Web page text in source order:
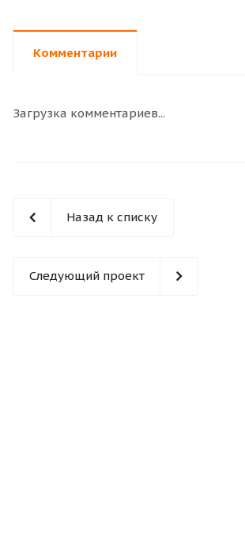
Комментарии
Загрузка комментариев...
Назад к списку
Следующий проект